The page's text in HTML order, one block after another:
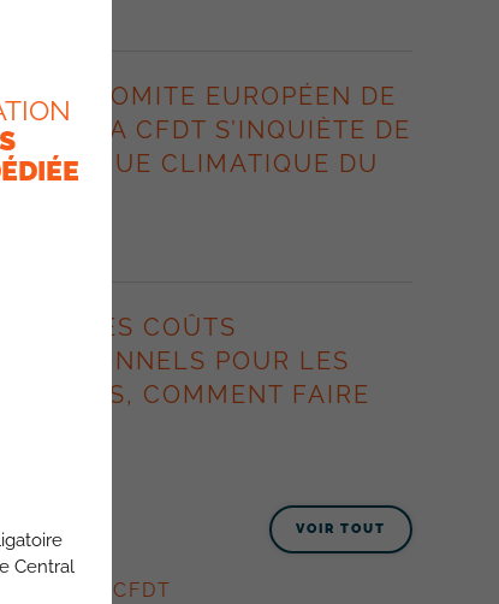
DU COMITE EUROPÉEN DE
LA CFDT S’INQUIÈTE DE
CLIMATIQUE DU
DES COÛTS
POUR LES
COMMENT FAIRE
VOIR TOUT
CFDT
Central